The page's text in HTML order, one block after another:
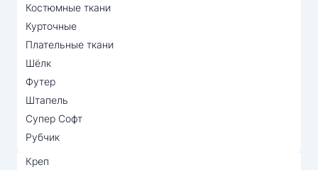
Костюмные ткани
Курточные
Плательные ткани
Шёлк
Футер
Штапель
Супер Софт
Рубчик
Креп